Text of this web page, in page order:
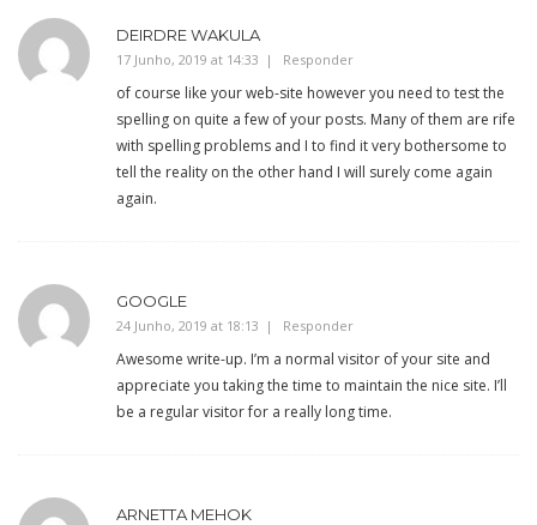
DEIRDRE WAKULA
17 Junho, 2019 at 14:33 Responder
of course like your web-site however you need to test the
spelling on quite a few of your posts. Many of them are rife
with spelling problems and I to find it very bothersome to
tell the reality on the other hand I will surely come again
again.
GOOGLE
24 Junho, 2019 at 18:13 Responder
Awesome write-up. I’m a normal visitor of your site and
appreciate you taking the time to maintain the nice site. I’ll
be a regular visitor for a really long time.
ARNETTA MEHOK